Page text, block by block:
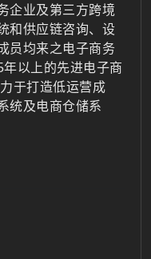
企业及第三方跨境
和供应链咨询、设
员均来之电子商务
以上的先进电子商
于打造低运营成
统及电商仓储系